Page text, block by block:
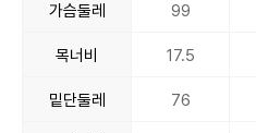
가슴둘레 99
목너비 17.5
밑단둘레 76